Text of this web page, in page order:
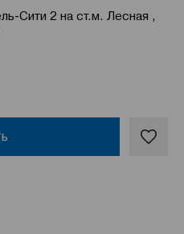
Сити 2 на ст.м. Лесная ,